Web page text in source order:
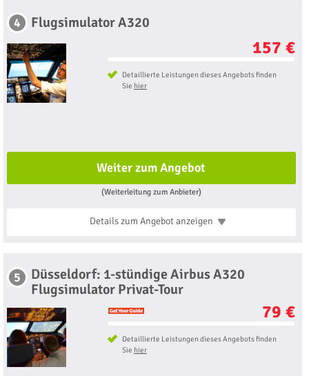
4 Flugsimulator A320
157 €
Detaillierte Leistungen dieses Angebots finden
Sie hier
Weiter zum Angebot
(Weiterleitung zum Anbieter)
Details zum Angebotanzeigen
5
Düsseldorf: 1-stündige Airbus A320
Flugsimulator Privat-Tour
79 €
Detaillierte Leistungen dieses Angebots finden
Sie hier